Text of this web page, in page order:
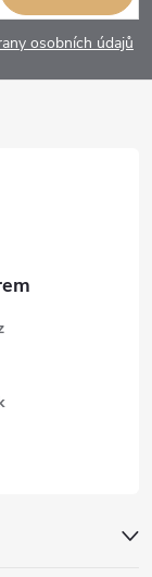
osobních údajů